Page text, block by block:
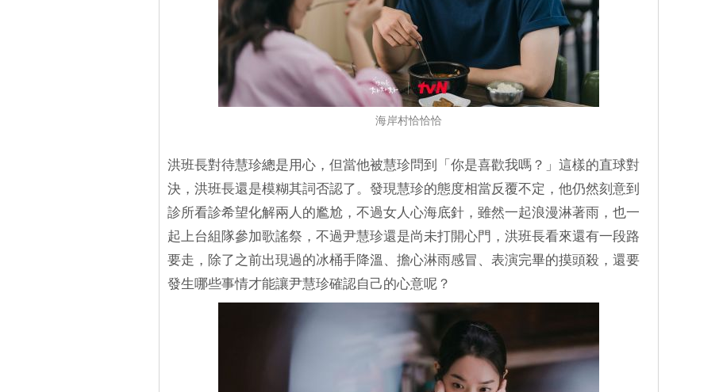
海岸村恰恰恰
洪班長對待慧珍總是用心，但當他被慧珍問到「你是喜歡我嗎？」這樣的直球對
決，洪班長還是模糊其詞否認了。發現慧珍的態度相當反覆不定，他仍然刻意到
診所看診希望化解兩人的尷尬，不過女人心海底針，雖然一起浪漫淋著雨，也一
起上台組隊參加歌謠祭，不過尹慧珍還是尚未打開心門，洪班長看來還有一段路
要走，除了之前出現過的冰桶手降溫、擔心淋雨感冒、表演完畢的摸頭殺，還要
發生哪些事情才能讓尹慧珍確認自己的心意呢？